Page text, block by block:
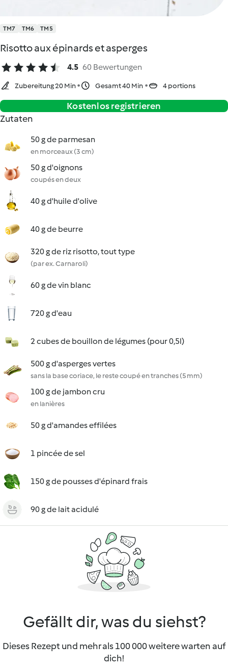
TM7 TM6 TM5
Risotto aux épinards et asperges
4.5 60 Bewertungen
Zubereitung 20 Min Gesamt 40 Min 4 portions
Kostenlos registrieren
Zutaten
50 g de parmesan
en morceaux (3 cm)
50 g d'oignons
coupés en deux
40 g d'huile d'olive
40 g de beurre
320 g de riz risotto, tout type
(par ex. Carnaroli)
60 g de vin blanc
720 g d'eau
2 cubes de bouillon de légumes (pour 0,5l)
500 g d'asperges vertes
sans la base coriace, le reste coupé en tranches (5 mm)
100 g de jambon cru
en lanières
50 g d'amandes effilées
1 pincée de sel
150 g de pousses d'épinard frais
90 g de lait acidulé
Gefällt dir, was du siehst?
Dieses Rezept und mehr als 100 000 weitere warten auf
dich!